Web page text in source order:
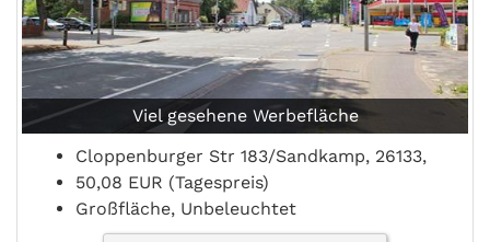
Viel gesehene Werbefläche
Cloppenburger Str 183/Sandkamp, 26133,
50,08 EUR (Tagespreis)
Großfläche, Unbeleuchtet